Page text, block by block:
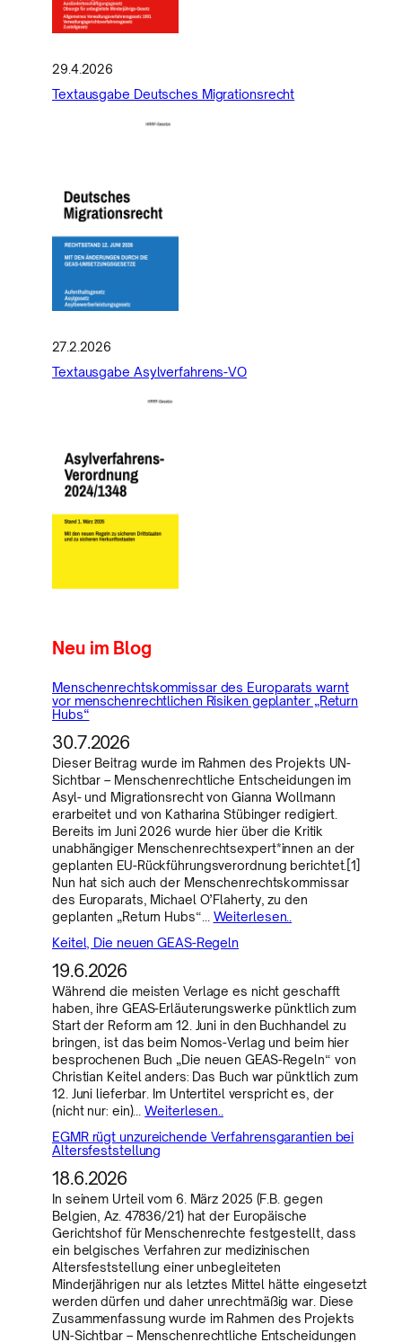
29.4.2026
Textausgabe Deutsches Migrationsrecht
27.2.2026
Textausgabe Asylverfahrens-VO
Neu im Blog
Menschenrechtskommissar des Europarats warnt
vor menschenrechtlichen Risiken geplanter „Return
Hubs“
30.7.2026
Dieser Beitrag wurde im Rahmen des Projekts UN-
Sichtbar – Menschenrechtliche Entscheidungen im
Asyl- und Migrationsrecht von Gianna Wollmann
erarbeitet und von Katharina Stübinger redigiert.
Bereits im Juni 2026 wurde hier über die Kritik
unabhängiger Menschenrechtsexpert*innen an der
geplanten EU-Rückführungsverordnung berichtet.[1]
Nun hat sich auch der Menschenrechtskommissar
des Europarats, Michael O’Flaherty, zu den
geplanten „Return Hubs“… Weiterlesen..
Keitel, Die neuen GEAS-Regeln
19.6.2026
Während die meisten Verlage es nicht geschafft
haben, ihre GEAS-Erläuterungswerke pünktlich zum
Start der Reform am 12. Juni in den Buchhandel zu
bringen, ist das beim Nomos-Verlag und beim hier
besprochenen Buch „Die neuen GEAS-Regeln“ von
Christian Keitel anders: Das Buch war pünktlich zum
12. Juni lieferbar. Im Untertitel verspricht es, der
(nicht nur: ein)…Weiterlesen..
EGMR rügt unzureichende Verfahrensgarantien bei
Altersfeststellung
18.6.2026
In seinem Urteil vom 6. März 2025 (F.B. gegen
Belgien, Az. 47836/21) hat der Europäische
Gerichtshof für Menschenrechte festgestellt, dass
ein belgisches Verfahren zur medizinischen
Altersfeststellung einer unbegleiteten
Minderjährigen nur als letztes Mittel hätte eingesetzt
werden dürfen und daher unrechtmäßig war. Diese
Zusammenfassung wurde im Rahmen des Projekts
UN-Sichtbar – Menschenrechtliche Entscheidungen